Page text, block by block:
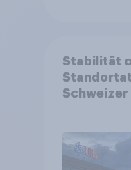
Stabilität
Schweizer
von